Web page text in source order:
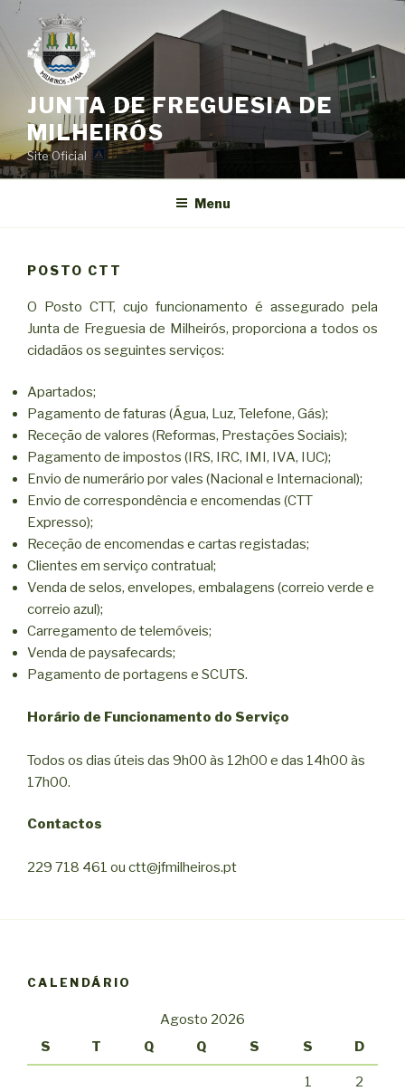
Saltar
o
conteúdo
JUNTA DE FREGUESIA DE
MILHEIRÓS
Site Oficial
Menu
POSTO CTT
O Posto CTT, cujo funcionamento é assegurado pela
Junta de Freguesia de Milheirós, proporciona a todos os
cidadãos os seguintes serviços:
Apartados;
Pagamento de faturas (Água, Luz, Telefone, Gás);
Receção de valores (Reformas, Prestações Sociais);
Pagamento de impostos (IRS, IRC, IMI, IVA, IUC);
Envio de numerário por vales (Nacional e Internacional);
Envio de correspondência e encomendas (CTT
Expresso);
Receção de encomendas e cartas registadas;
Clientes em serviço contratual;
Venda de selos, envelopes, embalagens (correio verde e
correio azul);
Carregamento de telemóveis;
Venda de paysafecards;
Pagamento de portagens e SCUTS.
Horário de Funcionamento do Serviço
Todos os dias úteis das 9h00 às 12h00 e das 14h00 às
17h00.
Contactos
229 718 461 ou ctt@jfmilheiros.pt
CALENDÁRIO
Agosto 2026
S
T Q Q S S D
1 2